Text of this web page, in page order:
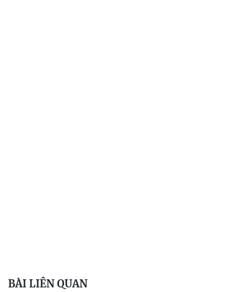
BÀI LIÊN QUAN